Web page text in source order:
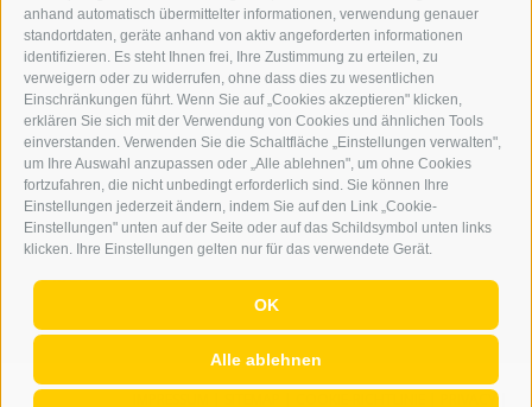
anhand automatisch übermittelter informationen, verwendung genauer
standortdaten, geräte anhand von aktiv angeforderten informationen
identifizieren. Es steht Ihnen frei, Ihre Zustimmung zu erteilen, zu
verweigern oder zu widerrufen, ohne dass dies zu wesentlichen
Einschränkungen führt. Wenn Sie auf „Cookies akzeptieren" klicken,
erklären Sie sich mit der Verwendung von Cookies und ähnlichen Tools
einverstanden. Verwenden Sie die Schaltfläche „Einstellungen verwalten",
um Ihre Auswahl anzupassen oder „Alle ablehnen", um ohne Cookies
fortzufahren, die nicht unbedingt erforderlich sind. Sie können Ihre
Einstellungen jederzeit ändern, indem Sie auf den Link „Cookie-
Einstellungen" unten auf der Seite oder auf das Schildsymbol unten links
klicken. Ihre Einstellungen gelten nur für das verwendete Gerät.
OK
Alle ablehnen
ONLINE VOTING
SERVICE
VERANSTALTUNGSKALENDER
KLEINANZEIGER
NÜTZLICHE LINKS
WETTER
WEBCAM
VIDEOS
TRAUER
|